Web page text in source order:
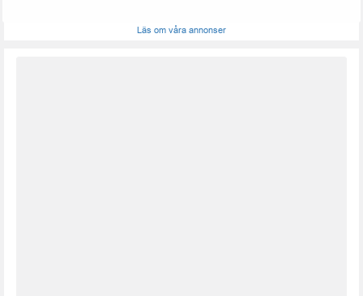
Läs om våra annonser